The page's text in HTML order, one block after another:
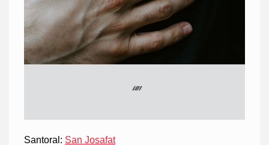
“”
Santoral: San Josafat